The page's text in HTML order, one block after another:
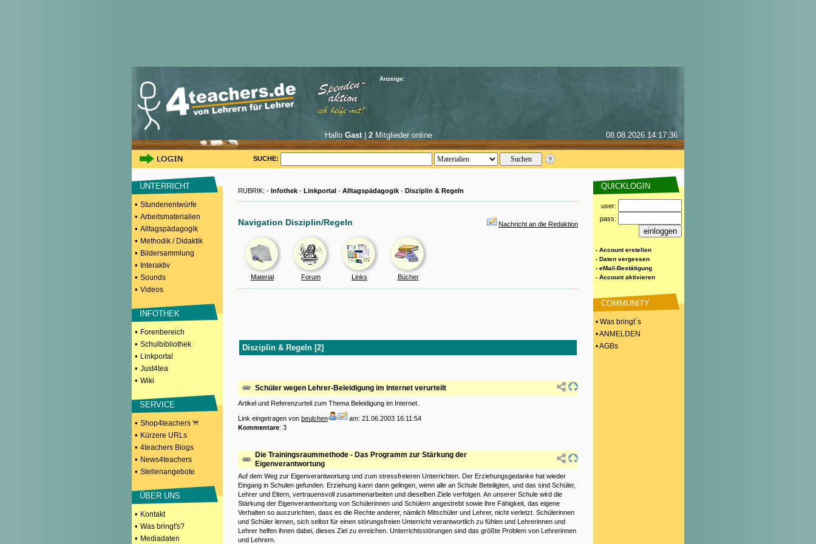
Anzeige:
Hallo Gast| 2Mitglieder online 08.08.2026 14:17:36
SUCHE:
UNTERRICHT
• Stundenentwürfe
• Arbeitsmaterialien
• Alltagspädagogik
• Methodik / Didaktik
• Bildersammlung
• Interaktiv
• Sounds
• Videos
INFOTHEK
• Forenbereich
• Schulbibliothek
• Linkportal
• Just4tea
• Wiki
SERVICE
• Shop4teachers
• Kürzere URLs
• 4teachers Blogs
• News4teachers
• Stellenangebote
ÜBER UNS
• Kontakt
• Was bringt's?
• Mediadaten
RUBRIK: - Infothek - Linkportal - Alltagspädagogik - Disziplin & Regeln
Navigation Disziplin/Regeln Nachricht an die Redaktion
Material Forum Links Bücher
Disziplin & Regeln [2]
Schüler wegen Lehrer-Beleidigung im Internet verurteilt
Artikel und Referenzurteil zum Thema Beleidigung im Internet.
Link eingetragen von beulchen
am: 21.06.2003 16:11:54
Kommentare: 3
Die Trainingsraummethode - Das Programm zur Stärkung der
Eigenverantwortung
Auf dem Weg zur Eigenverantwortung und zum stressfreieren Unterrichten. Der Erziehungsgedanke hat wieder
Eingang in Schulen gefunden. Erziehung kann dann gelingen, wenn alle an Schule Beteiligten, und das sind Schüler,
Lehrer und Eltern, vertrauensvoll zusammenarbeiten und dieselben Ziele verfolgen. An unserer Schule wird die
Stärkung der Eigenverantwortung von Schülerinnen und Schülern angestrebt sowie ihre Fähigkeit, das eigene
Verhalten so auszurichten, dass es die Rechte anderer, nämlich Mitschüler und Lehrer, nicht verletzt. Schülerinnen
und Schüler lernen, sich selbst für einen störungsfreien Unterricht verantwortlich zu fühlen und Lehrerinnen und
Lehrer helfen ihnen dabei, dieses Ziel zu erreichen. Unterrichtsstörungen sind das größte Problem von Lehrerinnen
und Lehrern.
QUICKLOGIN
user:
pass:
- Account erstellen
- Daten vergessen
- eMail-Bestätigung
- Account aktivieren
COMMUNITY
• Was bringt´s
• ANMELDEN
• AGBs